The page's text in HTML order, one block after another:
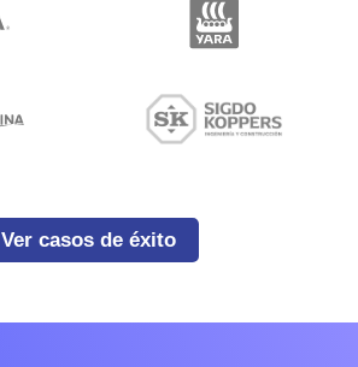
Ver casos de éxito